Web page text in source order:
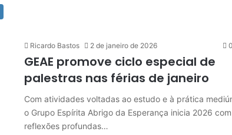
Ricardo Bastos 2 de janeiro de 2026 0
GEAE promove ciclo especial de
palestras nas férias de janeiro
Com atividades voltadas ao estudo e à prática
o Grupo Espírita Abrigo da Esperança inicia 2026 com
reflexões profundas…